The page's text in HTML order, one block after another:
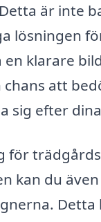
är inte
lösningen
en klarare
chans att
sig efter
för
kan du